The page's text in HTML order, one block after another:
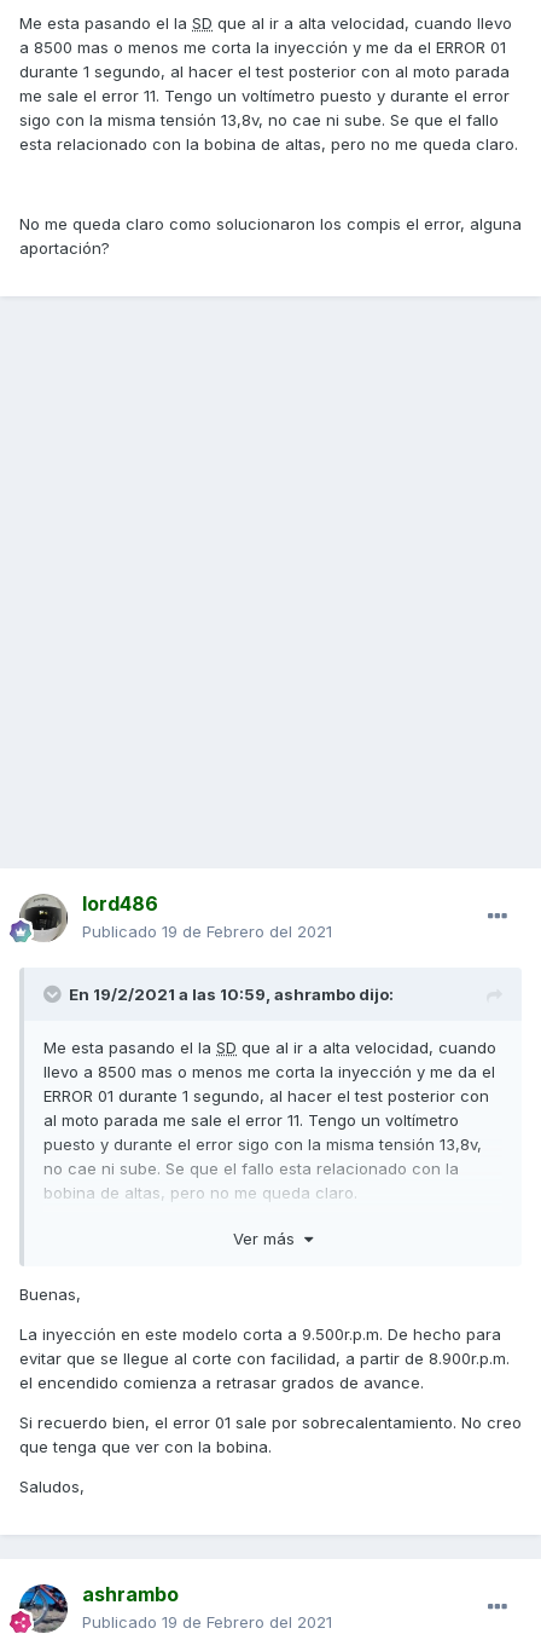
Me esta pasando el la SD que al ir a alta velocidad, cuando llevo
a 8500 mas o menos me corta la inyección y me da el ERROR 01
durante 1 segundo, al hacer el test posterior con al moto parada
me sale el error 11. Tengo un voltímetro puesto y durante el error
sigo con la misma tensión 13,8v, no cae ni sube. Se que el fallo
esta relacionado con la bobina de altas, pero no me queda claro.
No me queda claro como solucionaron los compis el error, alguna
aportación?
lord486
Publicado 19 de Febrero del 2021
En 19/2/2021 a las 10:59, ashrambo dijo:
Me esta pasando el la SD que al ir a alta velocidad, cuando
llevo a 8500 mas o menos me corta la inyección y me da el
ERROR 01 durante 1 segundo, al hacer el test posterior con
al moto parada me sale el error 11. Tengo un voltímetro
puesto y durante el error sigo con la misma tensión 13,8v,
no cae ni sube. Se que el fallo esta relacionado con la
bobina de altas, pero no me queda claro.
alguna aportación?
Ver más
Buenas,
La inyección en este modelo corta a 9.500r.p.m. De hecho para
evitar que se llegue al corte con facilidad, a partir de 8.900r.p.m.
el encendido comienza a retrasar grados de avance.
Si recuerdo bien, el error 01 sale por sobrecalentamiento. No creo
que tenga que ver con la bobina.
Saludos,
ashrambo
Publicado 19 de Febrero del 2021